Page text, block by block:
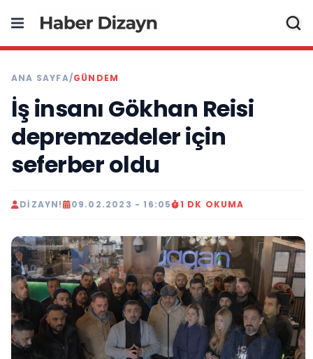
ANA SAYFA/GÜNDEM
İş insanı Gökhan Reisi
depremzedeler için
seferber oldu
DIZAYN! 09.02.2023 - 16:05 1 DK OKUMA